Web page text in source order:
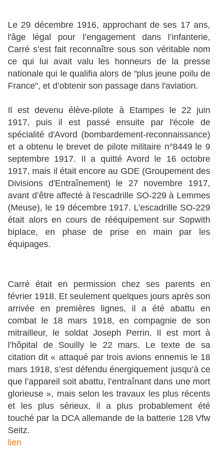
Le 29 décembre 1916, approchant de ses 17 ans,
l'âge légal pour l’engagement dans l’infanterie,
Carré s’est fait reconnaître sous son véritable nom
ce qui lui avait valu les honneurs de la presse
nationale qui le qualifia alors de "plus jeune poilu de
France", et d’obtenir son passage dans l'aviation.
Il est devenu élève-pilote à Etampes le 22 juin
1917, puis il est passé ensuite par l'école de
spécialité d'Avord (bombardement-reconnaissance)
et a obtenu le brevet de pilote militaire n°8449 le 9
septembre 1917. Il a quitté Avord le 16 octobre
1917, mais il était encore au GDE (Groupement des
Divisions d'Entraînement) le 27 novembre 1917,
avant d’être affecté à l'escadrille SO-229 à Lemmes
(Meuse), le 19 décembre 1917. L’escadrille SO-229
était alors en cours de rééquipement sur Sopwith
biplace, en phase de prise en main par les
équipages.
Carré était en permission chez ses parents en
février 1918. Et seulement quelques jours après son
arrivée en premières lignes, il a été abattu en
combat le 18 mars 1918, en compagnie de son
mitrailleur, le soldat Joseph Perrin. Il est mort à
l’hôpital de Souilly le 22 mars. Le texte de sa
citation dit « attaqué par trois avions ennemis le 18
mars 1918, s’est défendu énergiquement jusqu’à ce
que l’appareil soit abattu, l’entraînant dans une mort
glorieuse », mais selon les travaux les plus récents
et les plus sérieux, il a plus probablement été
touché par la DCA allemande de la batterie 128 Vfw
Seitz.
lien